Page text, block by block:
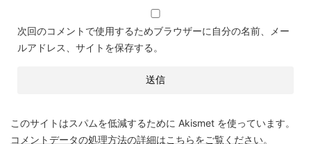
次回のコメントで使用するためブラウザーに自分の名前、メー
ルアドレス、サイトを保存する。
このサイトはスパムを低減するために Akismet を使っています。
コメントデータの処理方法の詳細はこちらをご覧ください。